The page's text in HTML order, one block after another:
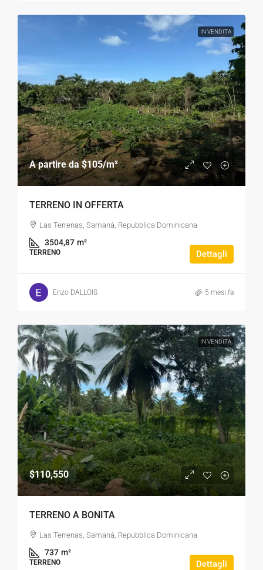
IN VENDITA
A partire da$105/m²
TERRENO IN OFFERTA
Las Terrenas, Samaná, Repubblica Dominicana
3504,87 m²
TERRENO Dettagli
Enzo DALLOIS 5 mesi fa
IN VENDITA
$110,550
TERRENO A BONITA
Las Terrenas, Samaná, Repubblica Dominicana
737 m²
TERRENO Dettagli